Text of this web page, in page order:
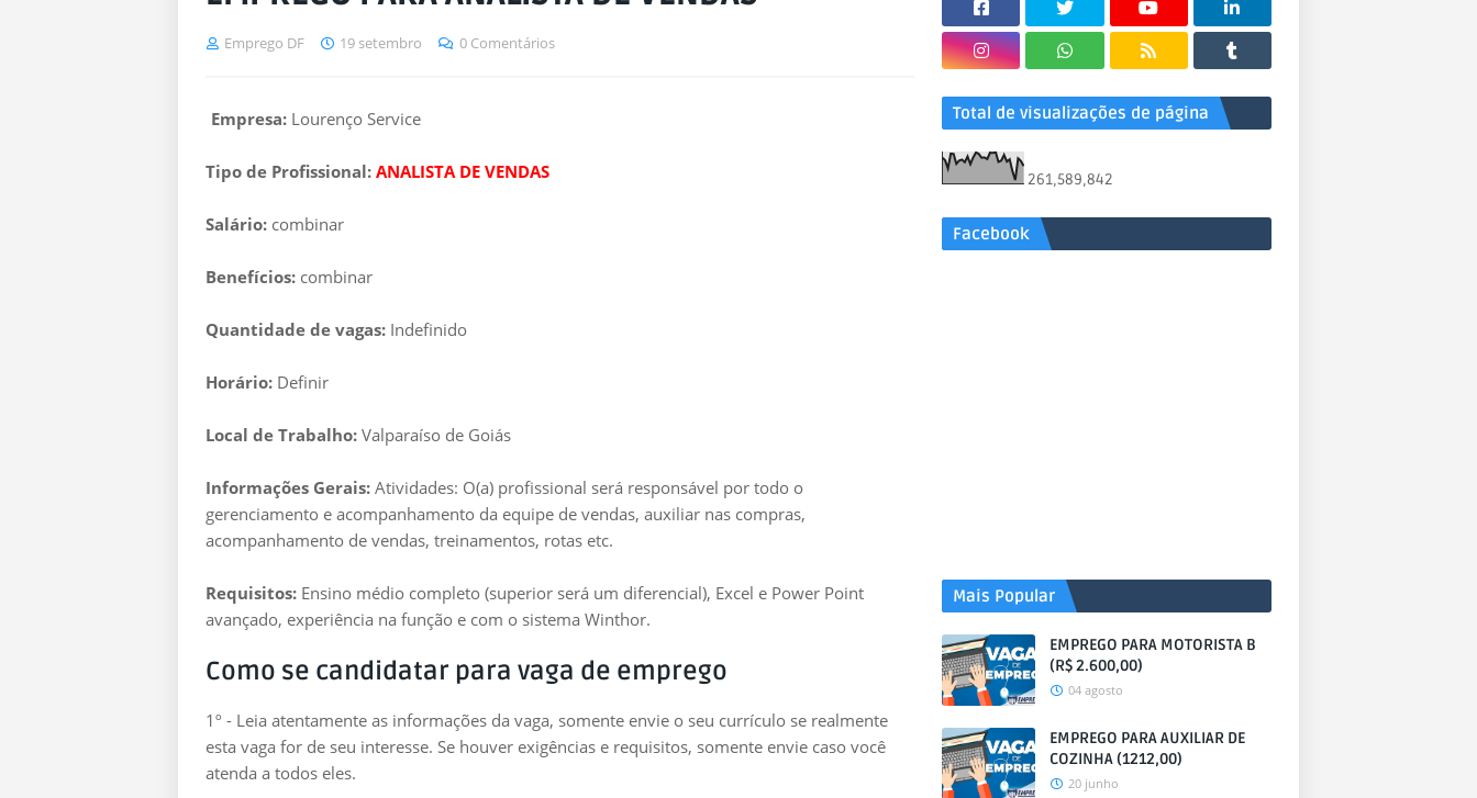
Emprego DF 19 setembro 0 Comentários
Empresa: Lourenço Service
Tipo de Profissional: ANALISTA DE VENDAS
Salário: combinar
Benefícios: combinar
Quantidade de vagas: Indefinido
Horário: Definir
Local de Trabalho: Valparaíso de Goiás
Informações Gerais: Atividades: O(a) profissional será responsável por todo o
gerenciamento e acompanhamento da equipe de vendas, auxiliar nas compras,
acompanhamento de vendas, treinamentos, rotas etc.
Requisitos: Ensino médio completo (superior será um diferencial), Excel e Power Point
avançado, experiência na função e com o sistema Winthor.
Como se candidatar para vaga de emprego
1º - Leia atentamente as informações da vaga, somente envie o seu currículo se realmente
esta vaga for de seu interesse. Se houver exigências e requisitos, somente envie caso você
atenda a todos eles.
Total de visualizações de página
261,589,842
Facebook
Mais Popular
EMPREGO PARA MOTORISTA B
(R$ 2.600,00)
04 agosto
EMPREGO PARA AUXILIAR DE
COZINHA (1212,00)
20 junho